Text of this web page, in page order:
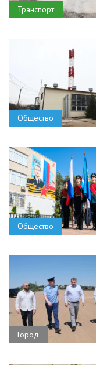
Транспорт
Общество
Общество
Город